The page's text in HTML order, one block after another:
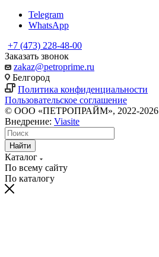
Telegram
WhatsApp
+7 (473) 228-48-00
Заказать звонок
zakaz@petroprime.ru
Белгород
Политика конфиденциальности
Пользовательское соглашение
© ООО «ПЕТРОПРАЙМ», 2022-2026
Внедрение: Viasite
Найти
Каталог
По всему сайту
По каталогу